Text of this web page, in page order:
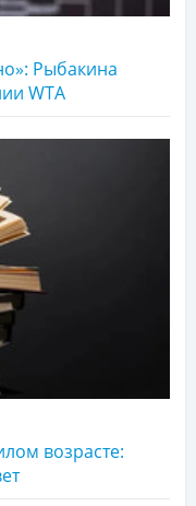
Рыбакина
WTA
возрасте: